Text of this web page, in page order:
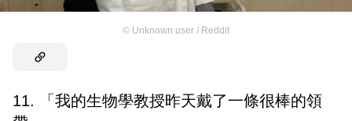
© Unknown user / Reddit
11. 「我的生物學教授昨天戴了一條很棒的領